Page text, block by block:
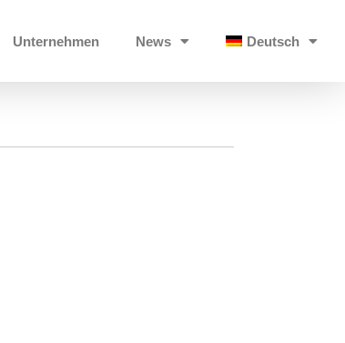
Unternehmen News Deutsch